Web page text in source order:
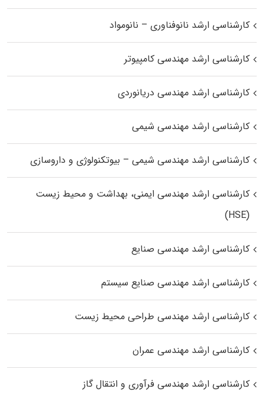
کارشناسی ارشد نانوفناوری – نانومواد
کارشناسی ارشد مهندسی کامپیوتر
کارشناسی ارشد مهندسی دریانوردی
کارشناسی ارشد مهندسی شیمی
کارشناسی ارشد مهندسی شیمی – بیوتکنولوژی و داروسازی
کارشناسی ارشد مهندسی ایمنی، بهداشت و محیط زیست
(HSE)
کارشناسی ارشد مهندسی صنایع
کارشناسی ارشد مهندسی صنایع سیستم
کارشناسی ارشد مهندسی طراحی محیط زیست
کارشناسی ارشد مهندسی عمران
کارشناسی ارشد مهندسی فرآوری و انتقال گاز